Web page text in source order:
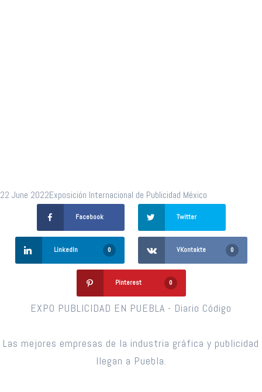
22 June 2022Exposición Internacional de Publicidad México
Facebook Twitter
LinkedIn 0 VKontakte 0
Pinterest 0
EXPO PUBLICIDAD EN PUEBLA - Diario Código
Las mejores empresas de la industria gráfica y publicidad
llegan a Puebla.